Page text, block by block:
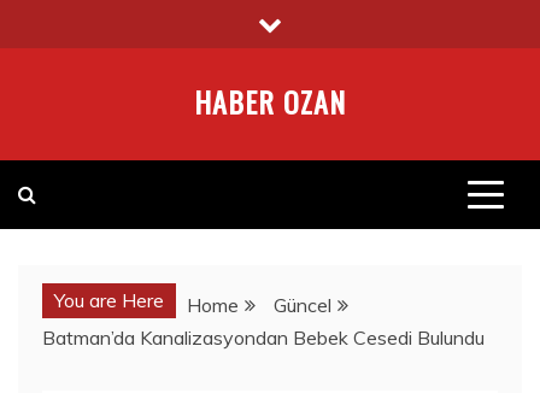
to
HABER OZAN
You are Here Home
Güncel
Batman’da Kanalizasyondan Bebek Cesedi Bulundu